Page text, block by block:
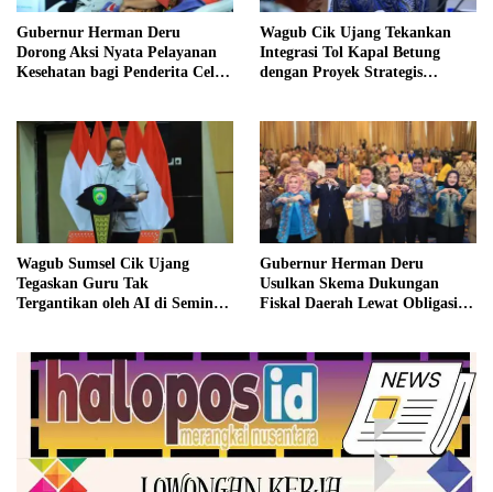
Gubernur Herman Deru
Dorong Aksi Nyata Pelayanan
Kesehatan bagi Penderita Celah
Wagub Cik Ujang Tekankan
Integrasi Tol Kapal Betung
dengan Proyek Strategis
Wagub Sumsel Cik Ujang
Tegaskan Guru Tak
Tergantikan oleh AI di Seminar
Gubernur Herman Deru
Usulkan Skema Dukungan
Fiskal Daerah Lewat Obligasi